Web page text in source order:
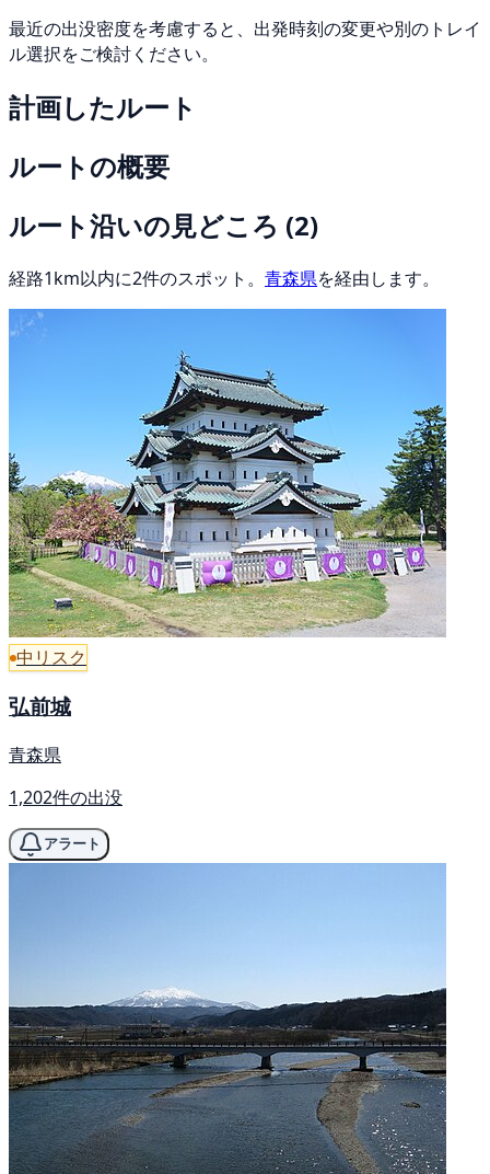
最近の出没密度を考慮すると、出発時刻の変更や別のトレイ
ル選択をご検討ください。
計画したルート
ルートの概要
ルート沿いの見どころ (2)
経路1km以内に2件のスポット。 青森県を経由します。
中リスク
弘前城
青森県
1,202件の出没
アラート